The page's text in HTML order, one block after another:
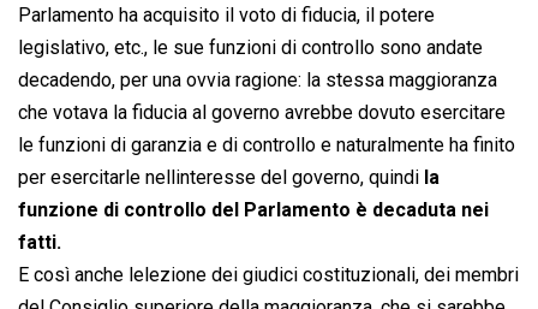
Parlamento ha acquisito il voto di fiducia, il potere
legislativo, etc., le sue funzioni di controllo sono andate
decadendo, per una ovvia ragione: la stessa maggioranza
che votava la fiducia al governo avrebbe dovuto esercitare
le funzioni di garanzia e di controllo e naturalmente ha finito
per esercitarle nellinteresse del governo, quindi la
funzione di controllo del Parlamento è decaduta nei
fatti.
E così anche lelezione dei giudici costituzionali, dei membri